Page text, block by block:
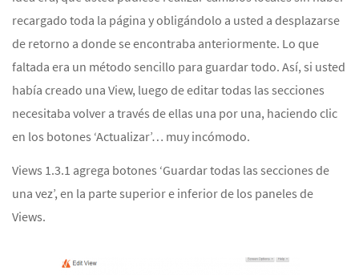
recargado toda la página y obligándolo a usted a desplazarse
de retorno a donde se encontraba anteriormente. Lo que
faltada era un método sencillo para guardar todo. Así, si usted
había creado una View, luego de editar todas las secciones
necesitaba volver a través de ellas una por una, haciendo clic
en los botones ‘Actualizar’… muy incómodo.
Views 1.3.1 agrega botones ‘Guardar todas las secciones de
una vez’, en la parte superior e inferior de los paneles de
Views.